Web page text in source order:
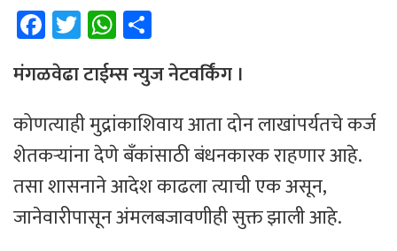
Fa
ce
b
o
ok
T
wi
tt
er
W
h
at
sA
p
p
ar
e
मंगळवेढा टाईम्स न्युज नेटवर्किंग ।
कोणत्याही मुद्रांकाशिवाय आता दोन लाखांपर्यतचे कर्ज
शेतकऱ्यांना देणे बँकांसाठी बंधनकारक राहणार आहे.
तसा शासनाने आदेश काढला त्याची एक असून,
जानेवारीपासून अंमलबजावणीही सुक्त झाली आहे.